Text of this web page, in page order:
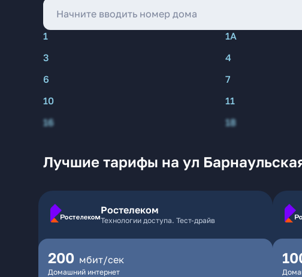
1 1А
3
4
6
7
10
11
16
18
Лучшие тарифы на ул
Ростелеком
Технологии доступа. Тест-драйв
200 мбит/сек
Домашний интернет